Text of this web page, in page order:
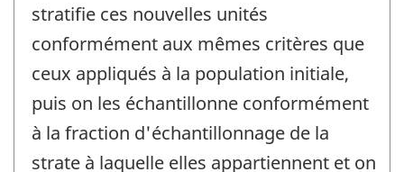
stratifie ces nouvelles unités
conformément aux mêmes critères que
ceux appliqués à la population initiale,
puis on les échantillonne conformément
à la fraction d'échantillonnage de la
strate à laquelle elles appartiennent et on